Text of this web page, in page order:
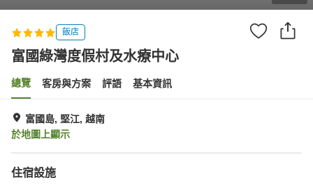
飯店
富國綠灣度假村及水療中心
總覽 客房與方案 評語 基本資訊
富國島, 堅江, 越南
於地圖上顯示
住宿設施